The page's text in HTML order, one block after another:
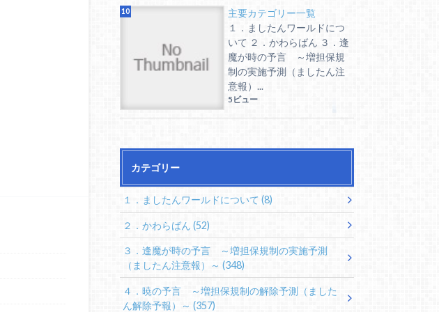
主要カテゴリー一覧
１．ましたんワールドにつ
いて ２．かわらばん ３．逢
魔が時の予言 ～増担保規
制の実施予測（ましたん注
意報）...
5ビュー
カテゴリー
１．ましたんワールドについて(8)
２．かわらばん(52)
３．逢魔が時の予言 ～増担保規制の実施予測
（ましたん注意報）～(348)
４．暁の予言 ～増担保規制の解除予測（ました
ん解除予報）～(357)